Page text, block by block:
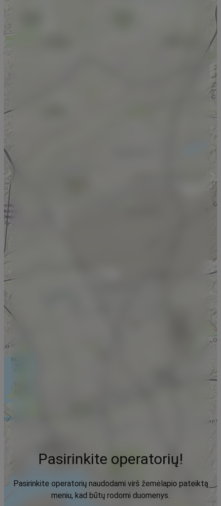
Pasirinkite operatorių!
Pasirinkite operatorių naudodami virš žemėlapio pateiktą
meniu, kad būtų rodomi duomenys.